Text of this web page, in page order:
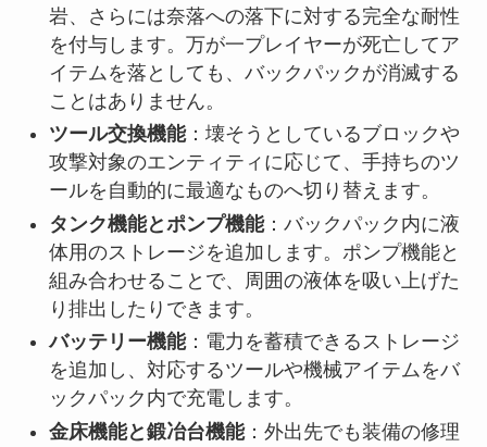
岩、さらには奈落への落下に対する完全な耐性
を付与します。万が一プレイヤーが死亡してア
イテムを落としても、バックパックが消滅する
ことはありません。
ツール交換機能：壊そうとしているブロックや
攻撃対象のエンティティに応じて、手持ちのツ
ールを自動的に最適なものへ切り替えます。
タンク機能とポンプ機能：バックパック内に液
体用のストレージを追加します。ポンプ機能と
組み合わせることで、周囲の液体を吸い上げた
り排出したりできます。
バッテリー機能：電力を蓄積できるストレージ
を追加し、対応するツールや機械アイテムをバ
ックパック内で充電します。
金床機能と鍛冶台機能：外出先でも装備の修理